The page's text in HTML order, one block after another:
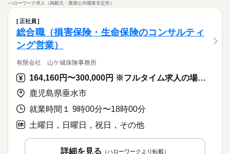
ハローワーク求人（掲載元：鹿屋公共職業安定所）
正社員
総合職（損害保険・生命保険のコンサルティ
ング営業）
有限会社 山ケ城保険事務所
164,160円〜300,000円 ※フルタイム求人の場合は月額（換算額）、パート求人の場合は時間額を表示しています。
鹿児島県垂水市
就業時間１ 9時00分〜18時00分
土曜日，日曜日，祝日，その他
詳細を見る （ハローワークより転載）